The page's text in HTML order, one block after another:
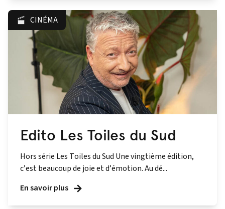
CINÉMA
Edito Les Toiles du Sud
Hors série Les Toiles du Sud Une vingtième édition,
c’est beaucoup de joie et d’émotion. Au dé...
En savoir plus